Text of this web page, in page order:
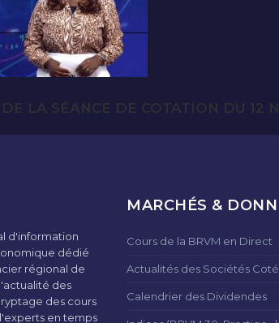
LA SÉANCE DE COTATION DU 12
d'information
dédié
régional de
des
des cours
en temps
MARCHÉS &
Cours de la BRVM en Direct
Actualités des Sociétés
Calendrier des Dividendes